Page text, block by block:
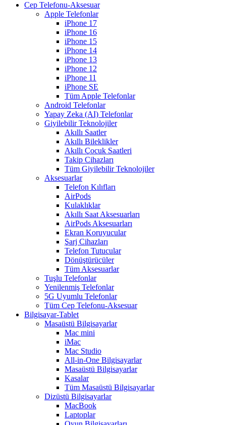
Cep Telefonu-Aksesuar
Apple Telefonlar
iPhone 17
iPhone 16
iPhone 15
iPhone 14
iPhone 13
iPhone 12
iPhone 11
iPhone SE
Tüm Apple Telefonlar
Android Telefonlar
Yapay Zeka (AI) Telefonlar
Giyilebilir Teknolojiler
Akıllı Saatler
Akıllı Bileklikler
Akıllı Çocuk Saatleri
Takip Cihazları
Tüm Giyilebilir Teknolojiler
Aksesuarlar
Telefon Kılıfları
AirPods
Kulaklıklar
Akıllı Saat Aksesuarları
AirPods Aksesuarları
Ekran Koruyucular
Şarj Cihazları
Telefon Tutucular
Dönüştürücüler
Tüm Aksesuarlar
Tuşlu Telefonlar
Yenilenmiş Telefonlar
5G Uyumlu Telefonlar
Tüm Cep Telefonu-Aksesuar
Bilgisayar-Tablet
Masaüstü Bilgisayarlar
Mac mini
iMac
Mac Studio
All-in-One Bilgisayarlar
Masaüstü Bilgisayarlar
Kasalar
Tüm Masaüstü Bilgisayarlar
Dizüstü Bilgisayarlar
MacBook
Laptoplar